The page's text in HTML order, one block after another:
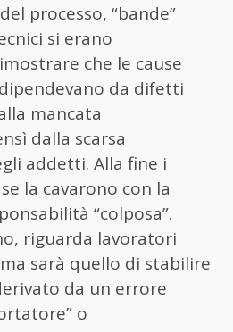
el processo, “bande”
si erano
che le cause
da difetti
mancata
dalla scarsa
addetti. Alla fine i
la cavarono con la
“colposa”.
riguarda lavoratori
sarà quello di stabilire
da un errore
o